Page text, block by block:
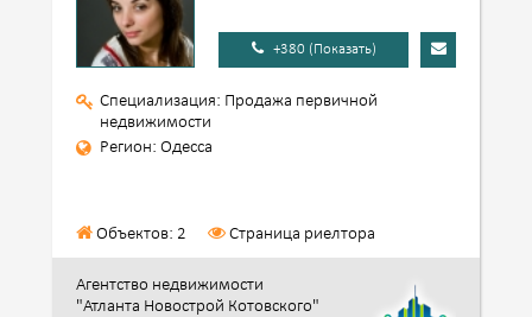
+380 (Показать)
Специализация: Продажа первичной
недвижимости
Регион: Одесса
Объектов: 2 Страница риелтора
Агентство недвижимости
"Атланта Новострой Котовского"